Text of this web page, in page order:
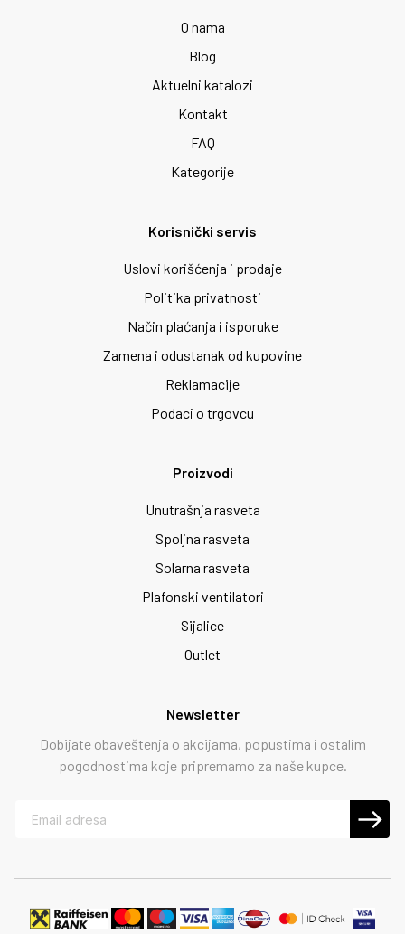
O nama
Blog
Aktuelni katalozi
Kontakt
FAQ
Kategorije
Korisnički servis
Uslovi korišćenja i prodaje
Politika privatnosti
Način plaćanja i isporuke
Zamena i odustanak od kupovine
Reklamacije
Podaci o trgovcu
Proizvodi
Unutrašnja rasveta
Spoljna rasveta
Solarna rasveta
Plafonski ventilatori
Sijalice
Outlet
Newsletter
Dobijate obaveštenja o akcijama, popustima i ostalim
pogodnostima koje pripremamo za naše kupce.